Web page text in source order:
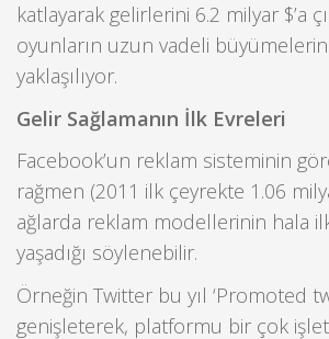
katlayarak gelirlerini 6.2 milyar $’a
oyunların uzun vadeli
yaklaşılıyor.
Gelir Sağlamanın İlk Evreleri
Facebook’un reklam sisteminin
rağmen (2011 ilk çeyrekte 1.06
ağlarda reklam modellerinin hala
yaşadığı söylenebilir.
Örneğin Twitter bu yıl ‘Promoted
genişleterek, platformu bir çok